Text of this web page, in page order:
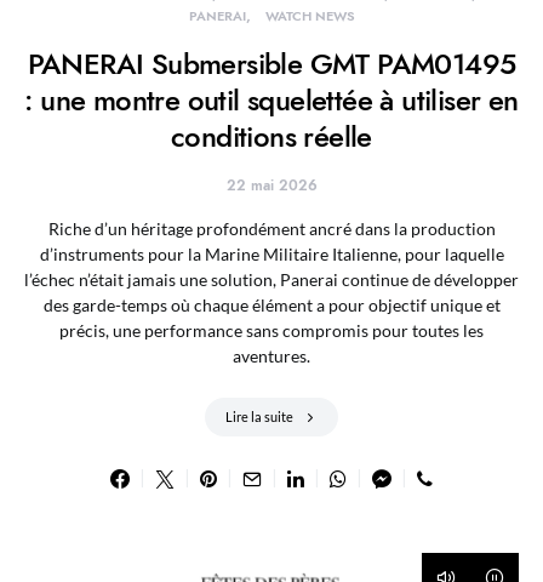
PANERAI
WATCH NEWS
PANERAI Submersible GMT PAM01495
: une montre outil squelettée à utiliser en
conditions réelle
22 mai 2026
Riche d’un héritage profondément ancré dans la production
d’instruments pour la Marine Militaire Italienne, pour laquelle
l’échec n’était jamais une solution, Panerai continue de développer
des garde-temps où chaque élément a pour objectif unique et
précis, une performance sans compromis pour toutes les
aventures.
Lire la suite